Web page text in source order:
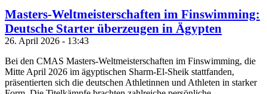
Masters-Weltmeisterschaften im Finswimming:
Deutsche Starter überzeugen in Ägypten
26. April 2026 - 13:43
Bei den CMAS Masters-Weltmeisterschaften im Finswimming, die
Mitte April 2026 im ägyptischen Sharm-El-Sheik stattfanden,
präsentierten sich die deutschen Athletinnen und Athleten in starker